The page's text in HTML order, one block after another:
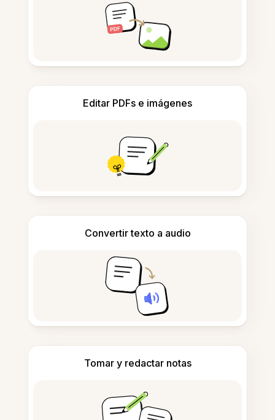
Editar PDFs e imágenes
Convertir texto a audio
Tomar y redactar notas